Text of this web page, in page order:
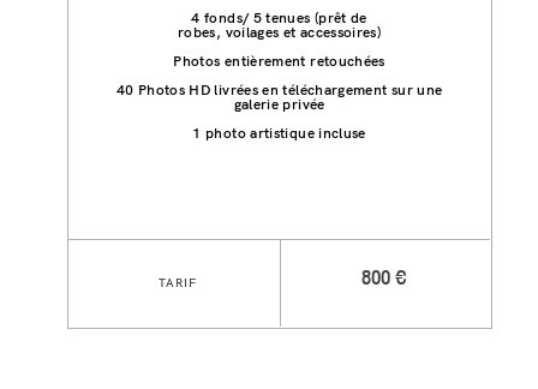
4 fonds/ 5 tenues (prêt de
robes, voilages et accessoires)
Photos entièrement retouchées
40 Photos HD livrées en téléchargement sur une
galerie privée
1 photo artistique incluse
800 €
TARIF